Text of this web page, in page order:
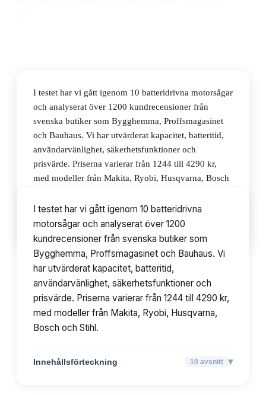
I testet har vi gått igenom 10 batteridrivna motorsågar
och analyserat över 1200 kundrecensioner från
svenska butiker som Bygghemma, Proffsmagasinet
och Bauhaus. Vi har utvärderat kapacitet, batteritid,
användarvänlighet, säkerhetsfunktioner och
prisvärde. Priserna varierar från 1244 till 4290 kr,
med modeller från Makita, Ryobi, Husqvarna, Bosch
Innehållsförteckning
I testet har vi gått igenom 10 batteridrivna
motorsågar och analyserat över 1200
kundrecensioner från svenska butiker som
Bygghemma, Proffsmagasinet och Bauhaus. Vi
har utvärderat kapacitet, batteritid,
användarvänlighet, säkerhetsfunktioner och
prisvärde. Priserna varierar från 1244 till 4290 kr,
med modeller från Makita, Ryobi, Husqvarna,
Bosch och Stihl.
Innehållsförteckning 10 avsnitt ▾